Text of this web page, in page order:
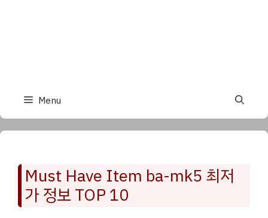
Menu
Must Have Item ba-mk5 최저
가 정보 TOP 10